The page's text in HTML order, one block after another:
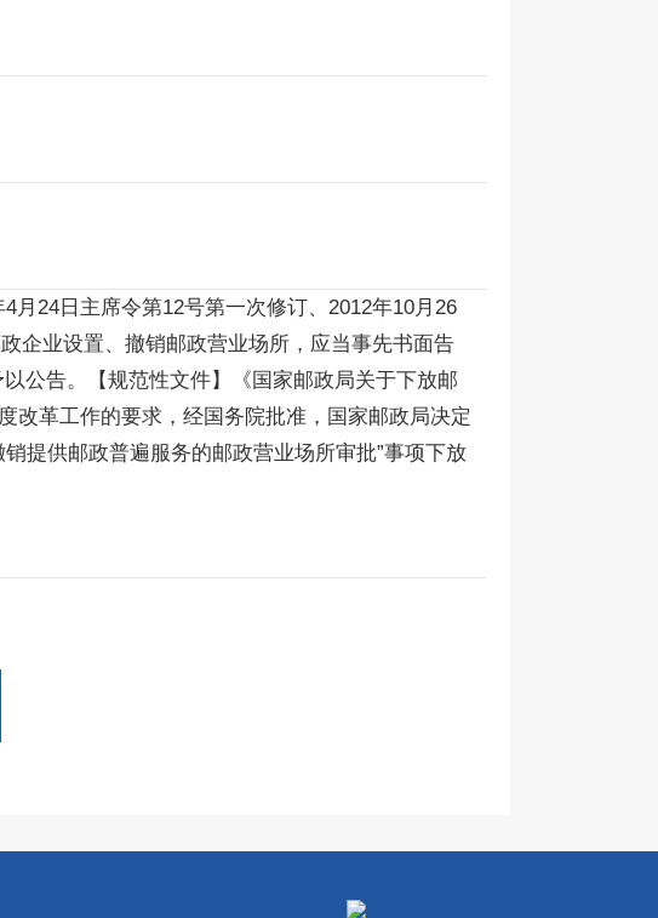
24日主席令第12号第一次修订、2012年10月26
企业设置、撤销邮政营业场所，应当事先书面告
公告。【规范性文件】《国家邮政局关于下放邮
改革工作的要求，经国务院批准，国家邮政局决定
提供邮政普遍服务的邮政营业场所审批”事项下放